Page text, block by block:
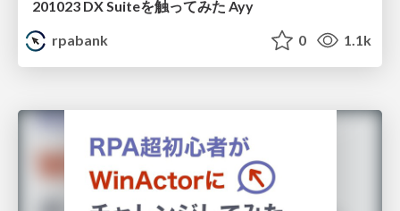
201023 DX Suiteを触ってみた Ayy
rpabank
0 1.1k